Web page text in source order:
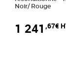
Noir/ Rouge
1 241 ,67€